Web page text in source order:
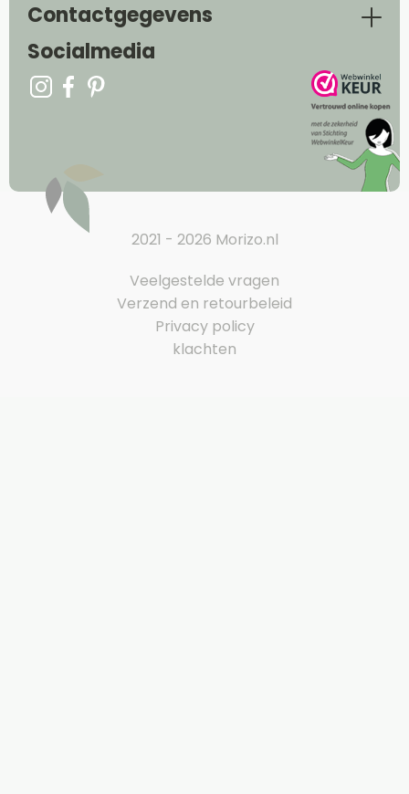
Contactgegevens
Socialmedia
2021 - 2026 Morizo.nl
Veelgestelde vragen
Verzend en retourbeleid
Privacy policy
klachten